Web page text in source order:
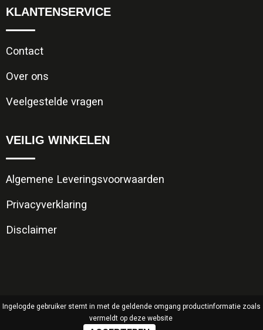
KLANTENSERVICE
Contact
Over ons
Veelgestelde vragen
VEILIG WINKELEN
Algemene Leveringsvoorwaarden
Privacyverklaring
Disclaimer
Ingelogde gebruiker stemt in met de geldende omgang productinformatie zoals
vermeldt op deze website